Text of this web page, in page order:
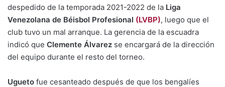
despedido de la temporada 2021-2022 de la Liga
Venezolana de Béisbol Profesional (LVBP), luego que el
club tuvo un mal arranque. La gerencia de la escuadra
indicó que Clemente Álvarez se encargará de la dirección
del equipo durante el resto del torneo.
Ugueto fue cesanteado después de que los bengalíes